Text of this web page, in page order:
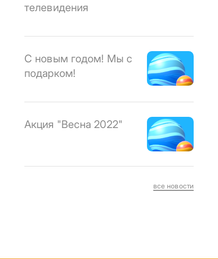
телевидения
С новым годом! Мы с
подарком!
Акция "Весна 2022"
все новости